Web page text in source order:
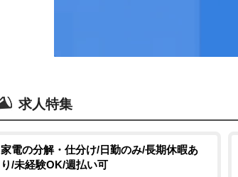
求人特集
家電の分解・仕分け/日勤のみ/長期休暇あ
り/未経験OK/週払い可